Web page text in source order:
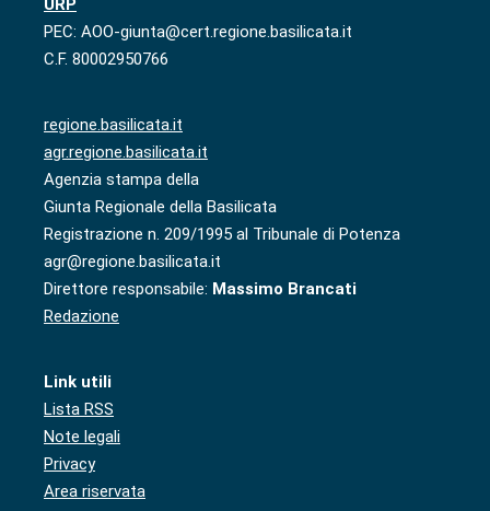
URP
PEC: AOO-giunta@cert.regione.basilicata.it
C.F. 80002950766
regione.basilicata.it
agr.regione.basilicata.it
Agenzia stampa della
Giunta Regionale della Basilicata
Registrazione n. 209/1995 al Tribunale di Potenza
agr@regione.basilicata.it
Direttore responsabile: Massimo Brancati
Redazione
Link utili
Lista RSS
Note legali
Privacy
Area riservata